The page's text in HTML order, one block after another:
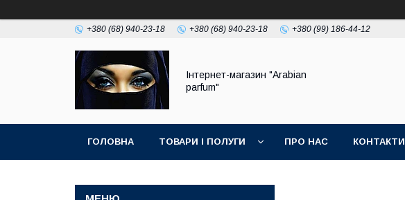
+380 (68) 940-23-18 +380 (68) 940-23-18 +380 (99) 186-44-12
Інтернет-магазин "Arabian
parfum"
ГОЛОВНА ТОВАРИ І ПОЛУГИ ПРО НАС КОНТАКТИ